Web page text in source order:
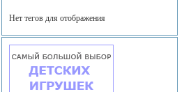
Нет тегов для отображения